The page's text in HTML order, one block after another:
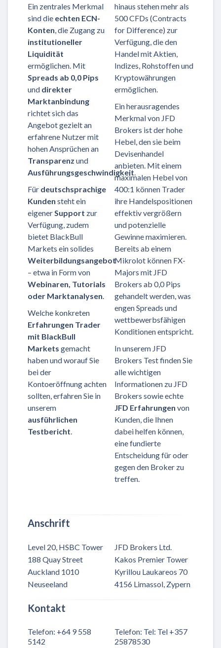
Ein zentrales Merkmal
sind die echten ECN-
Konten, die Zugang zu
institutioneller
Liquidität
ermöglichen. Mit
Spreads ab 0,0 Pips
und direkter
Marktanbindung
richtet sich das
Angebot gezielt an
erfahrene Nutzer mit
hohen Ansprüchen an
Transparenz und
Ausführungsgeschwindigkeit.
Für deutschsprachige
Kunden steht ein
eigenerSupport zur
Verfügung, zudem
bietet BlackBull
Markets ein solides
Weiterbildungsangebot
– etwa in Form von
Webinaren, Tutorials
oder Marktanalysen.
Welche konkreten
Erfahrungen Trader
mit BlackBull
Markets gemacht
haben und worauf Sie
bei der
Kontoeröffnung achten
sollten, erfahren Sie in
unserem
ausführlichen
Testbericht.
hinaus stehen mehr als
500 CFDs (Contracts
for Difference) zur
Verfügung, die den
Handel mit Aktien,
Indizes, Rohstoffen und
Kryptowährungen
ermöglichen.
Ein herausragendes
Merkmal von JFD
Brokers ist der hohe
Hebel, den sie beim
Devisenhandel
anbieten. Mit einem
maximalen Hebel von
400:1 können Trader
ihre Handelspositionen
effektiv vergrößern
und potenzielle
Gewinne maximieren.
Bereits ab einem
Mikrolot können FX-
Majors mit JFD
Brokers ab 0,0 Pips
gehandelt werden, was
engen Spreads und
wettbewerbsfähigen
Konditionen entspricht.
In unserem JFD
Brokers Test finden Sie
alle wichtigen
Informationen zu JFD
Brokers sowie echte
JFD Erfahrungen von
Kunden, die Ihnen
dabei helfen können,
eine fundierte
Entscheidung für oder
gegen den Broker zu
treffen.
Anschrift
Level 20, HSBC Tower
188 Quay Street
Auckland 1010
Neuseeland
JFD Brokers Ltd.
Kakos Premier Tower
Kyrillou Laukareos 70
4156 Limassol, Zypern
Kontakt
Telefon: +64 9 558
5142
Telefon: Tel: Tel +357
25878530